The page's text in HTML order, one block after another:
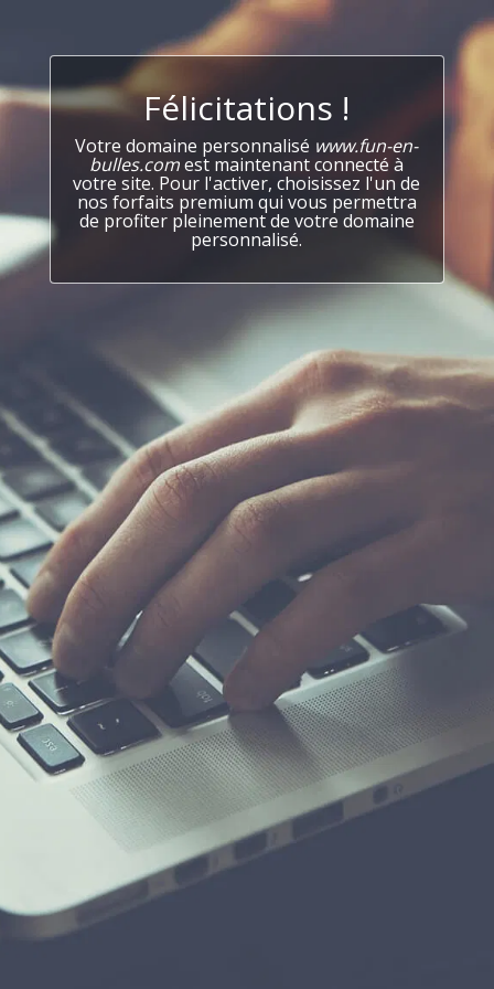
Félicitations !
Votre domaine personnalisé www.fun-en-
bulles.comest maintenant connecté à
votre site. Pour l'activer, choisissez l'un de
nos forfaits premium qui vous permettra
de profiter pleinement de votre domaine
personnalisé.